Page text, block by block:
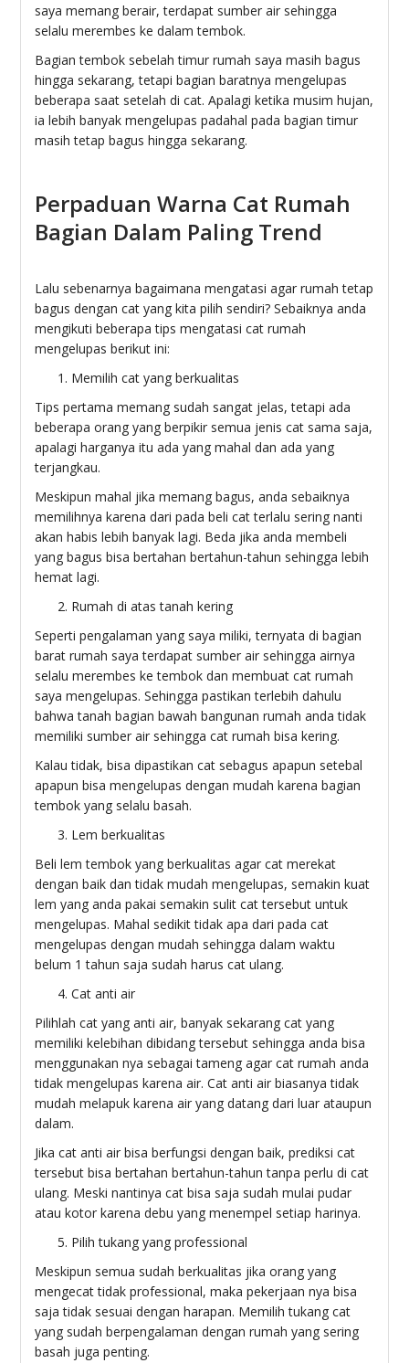
saya memang berair, terdapat sumber air sehingga
selalu merembes ke dalam tembok.
Bagian tembok sebelah timur rumah saya masih bagus
hingga sekarang, tetapi bagian baratnya mengelupas
beberapa saat setelah di cat. Apalagi ketika musim hujan,
ia lebih banyak mengelupas padahal pada bagian timur
masih tetap bagus hingga sekarang.
Perpaduan Warna Cat Rumah
Bagian Dalam Paling Trend
Lalu sebenarnya bagaimana mengatasi agar rumah tetap
bagus dengan cat yang kita pilih sendiri? Sebaiknya anda
mengikuti beberapa tips mengatasi cat rumah
mengelupas berikut ini:
Memilih cat yang berkualitas
Tips pertama memang sudah sangat jelas, tetapi ada
beberapa orang yang berpikir semua jenis cat sama saja,
apalagi harganya itu ada yang mahal dan ada yang
terjangkau.
Meskipun mahal jika memang bagus, anda sebaiknya
memilihnya karena dari pada beli cat terlalu sering nanti
akan habis lebih banyak lagi. Beda jika anda membeli
yang bagus bisa bertahan bertahun-tahun sehingga lebih
hemat lagi.
Rumah di atas tanah kering
Seperti pengalaman yang saya miliki, ternyata di bagian
barat rumah saya terdapat sumber air sehingga airnya
selalu merembes ke tembok dan membuat cat rumah
saya mengelupas. Sehingga pastikan terlebih dahulu
bahwa tanah bagian bawah bangunan rumah anda tidak
memiliki sumber air sehingga cat rumah bisa kering.
Kalau tidak, bisa dipastikan cat sebagus apapun setebal
apapun bisa mengelupas dengan mudah karena bagian
tembok yang selalu basah.
Lem berkualitas
Beli lem tembok yang berkualitas agar cat merekat
dengan baik dan tidak mudah mengelupas, semakin kuat
lem yang anda pakai semakin sulit cat tersebut untuk
mengelupas. Mahal sedikit tidak apa dari pada cat
mengelupas dengan mudah sehingga dalam waktu
belum 1 tahun saja sudah harus cat ulang.
Cat anti air
Pilihlah cat yang anti air, banyak sekarang cat yang
memiliki kelebihan dibidang tersebut sehingga anda bisa
menggunakan nya sebagai tameng agar cat rumah anda
tidak mengelupas karena air. Cat anti air biasanya tidak
mudah melapuk karena air yang datang dari luar ataupun
dalam.
Jika cat anti air bisa berfungsi dengan baik, prediksi cat
tersebut bisa bertahan bertahun-tahun tanpa perlu di cat
ulang. Meski nantinya cat bisa saja sudah mulai pudar
atau kotor karena debu yang menempel setiap harinya.
Pilih tukang yang professional
Meskipun semua sudah berkualitas jika orang yang
mengecat tidak professional, maka pekerjaan nya bisa
saja tidak sesuai dengan harapan. Memilih tukang cat
yang sudah berpengalaman dengan rumah yang sering
basah juga penting.